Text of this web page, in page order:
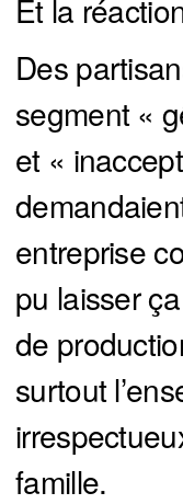
Et la
Des
segment «
et «
entreprise
pu laisser
de
surtout
famille.